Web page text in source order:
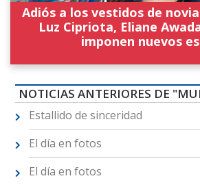
Adiós a los vestidos de
Luz Cipriota, Eliane
imponen nuevos
NOTICIAS ANTERIORES DE
Estallido de sinceridad
El día en fotos
El día en fotos